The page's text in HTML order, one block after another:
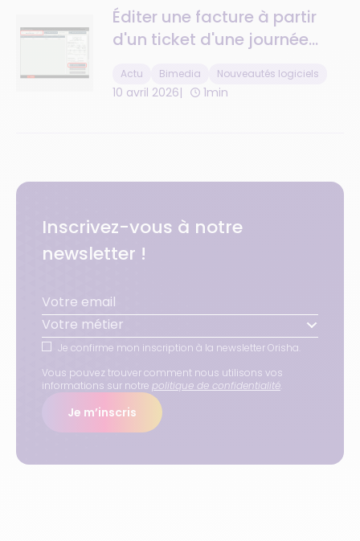
Éditer une facture à partir
d'un ticket d'une journée
possible !
Actu Bimedia Nouveautés logiciels
10 avril 2026 1min
Inscrivez-vous à notre
newsletter !
Votre métier
Je confirme mon inscription à la newsletter Orisha.
Vous pouvez trouver comment nous utilisons vos
informations sur notre politique de confidentialité
Je m’inscris